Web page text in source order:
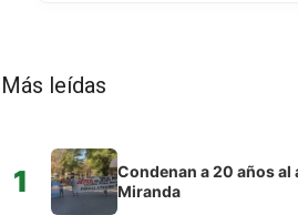
Más leídas
1
Condenan a 20 años al
Miranda